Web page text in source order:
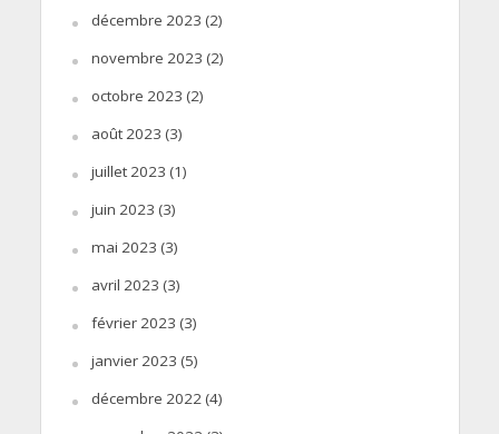
décembre 2023 (2)
novembre 2023 (2)
octobre 2023 (2)
août 2023 (3)
juillet 2023 (1)
juin 2023 (3)
mai 2023 (3)
avril 2023 (3)
février 2023 (3)
janvier 2023 (5)
décembre 2022 (4)